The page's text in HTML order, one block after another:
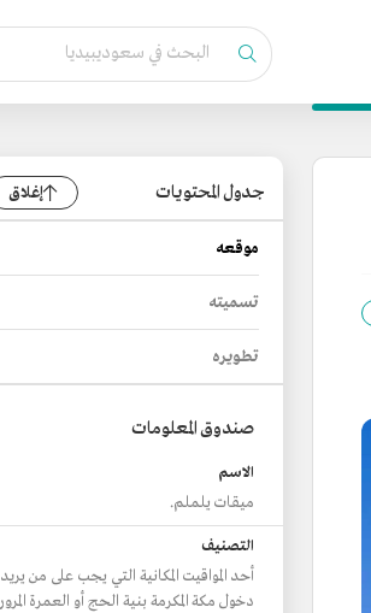
جدول المحتويات إغلاق
موقعه
تسميته
تطويره
صندوق المعلومات
الاسم
ميقات يلملم.
التصنيف
أحد المواقيت المكانية التي يجب على من يريد
دخول مكة المكرمة بنية الحج أو العمرة المرور